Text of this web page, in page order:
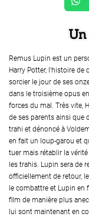
Remus Lupin est un
Harry Potter, l’histoire
sorcier le jour de ses
dans le troisième opus
forces du mal. Très vite,
de ses parents ainsi que
trahi et dénoncé à
en fait un loup-garou et
tuer mais rétablir la
les trahis. Lupin sera de
officiellement de retour,
le combattre et Lupin en
film de manière plus
lui sont maintenant en